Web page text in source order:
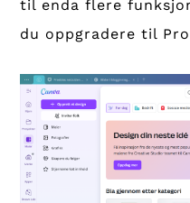
til enda flere
du oppgradere til